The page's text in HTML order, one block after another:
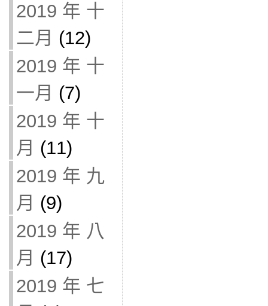
2019 年 十
二月 (12)
2019 年 十
一月 (7)
2019 年 十
月 (11)
2019 年 九
月 (9)
2019 年 八
月 (17)
2019 年 七